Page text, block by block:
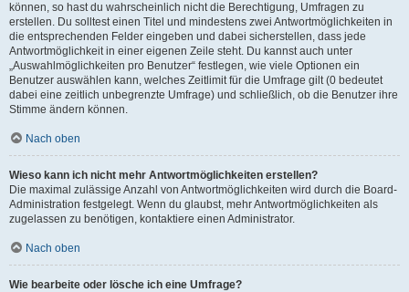
können, so hast du wahrscheinlich nicht die Berechtigung, Umfragen zu
erstellen. Du solltest einen Titel und mindestens zwei Antwortmöglichkeiten in
die entsprechenden Felder eingeben und dabei sicherstellen, dass jede
Antwortmöglichkeit in einer eigenen Zeile steht. Du kannst auch unter
„Auswahlmöglichkeiten pro Benutzer“ festlegen, wie viele Optionen ein
Benutzer auswählen kann, welches Zeitlimit für die Umfrage gilt (0 bedeutet
dabei eine zeitlich unbegrenzte Umfrage) und schließlich, ob die Benutzer ihre
Stimme ändern können.
Nach oben
Wieso kann ich nicht mehr Antwortmöglichkeiten erstellen?
Die maximal zulässige Anzahl von Antwortmöglichkeiten wird durch die Board-
Administration festgelegt. Wenn du glaubst, mehr Antwortmöglichkeiten als
zugelassen zu benötigen, kontaktiere einen Administrator.
Nach oben
Wie bearbeite oder lösche ich eine Umfrage?